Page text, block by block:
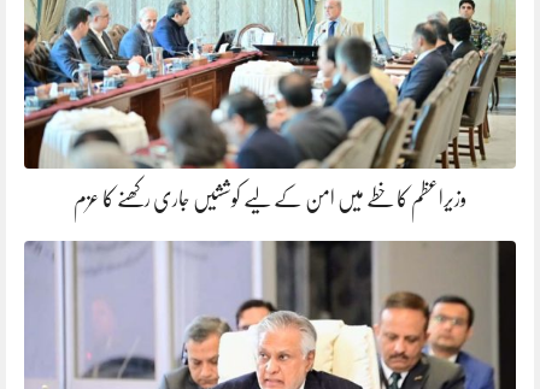
وزیراعظم کا خطے میں امن کے لیے کوششیں جاری رکھنے کا عزم